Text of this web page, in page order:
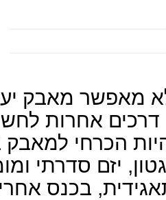
לא מאפשר מאבק
אחרות
הכרחי
יזם סדרתי
בכנס